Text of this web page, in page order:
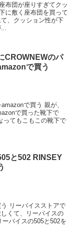
布団が座りすぎてクッ
に敷く座布団を買って
、クッション性が下
CROWNEWのパ
で買う
で買う 親が、
で買った靴下で
ってもこもこの靴下で
と502 RINSEY
リーバイスストアで
くて、リーバイスの
バイスの505と502を